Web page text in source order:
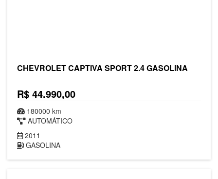
CHEVROLET CAPTIVA SPORT 2.4 GASOLINA
R$ 44.990,00
180000 km
AUTOMÁTICO
2011
GASOLINA